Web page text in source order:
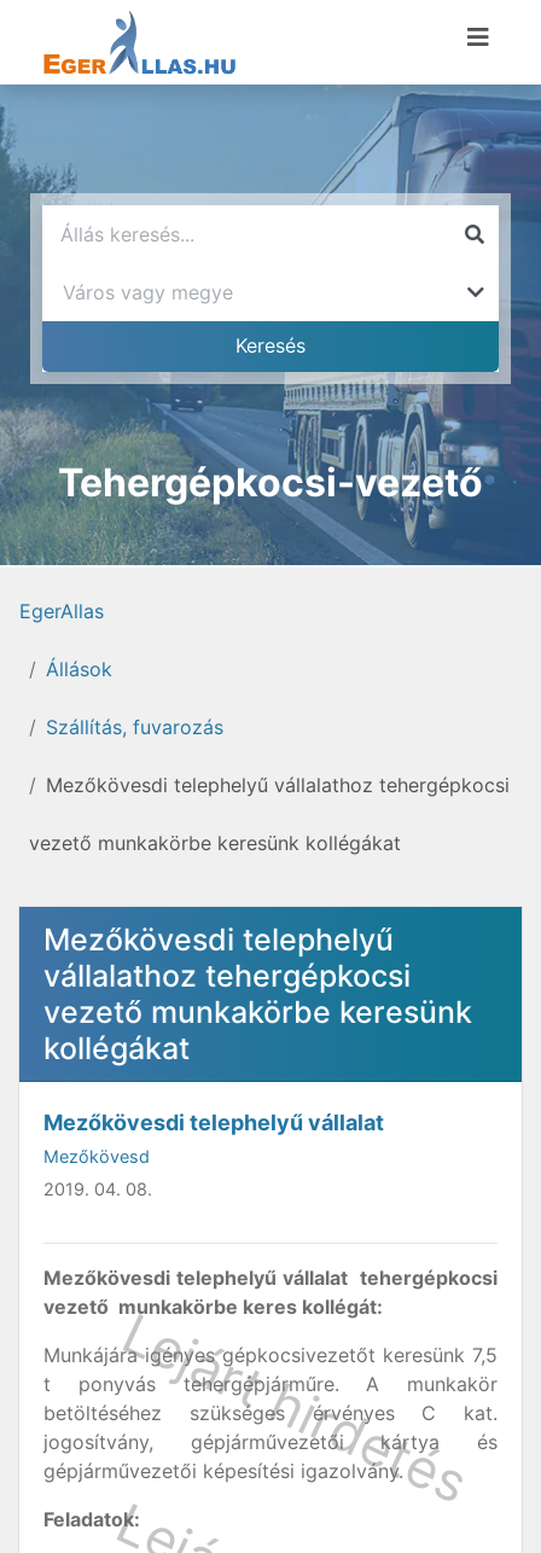
Tehergépkocsi-vezető
EgerAllas
Állások
Szállítás, fuvarozás
Mezőkövesdi telephelyű vállalathoz tehergépkocsi
vezető munkakörbe keresünk kollégákat
Mezőkövesdi telephelyű
vállalathoz tehergépkocsi
vezető munkakörbe keresünk
kollégákat
Mezőkövesdi telephelyű vállalat
Mezőkövesd
2019. 04. 08.
Mezőkövesdi telephelyű vállalat tehergépkocsi
vezető munkakörbe keres kollégát:
Munkájára igényes gépkocsivezetőt keresünk 7,5
t ponyvás tehergépjárműre. A munkakör
betöltéséhez szükséges érvényes C kat.
jogosítvány, gépjárművezetői kártya és
gépjárművezetői képesítési igazolvány.
Feladatok: